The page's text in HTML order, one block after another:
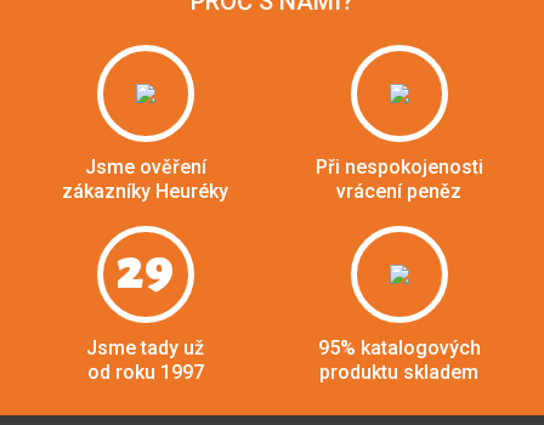
Jsme ověření
zákazníky Heuréky
Při nespokojenosti
vrácení peněz
29
Jsme tady už
od roku 1997
95% katalogových
produktu skladem